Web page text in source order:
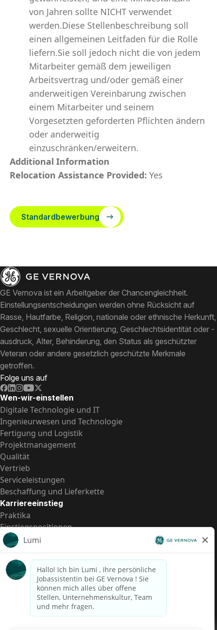
von Jahren sollte NICHT verwendet
werden.Diese Stellenbeschreibung soll
einen allgemeinen Leitfaden für die Rolle
liefern.Sie soll jedoch nicht die von jedem
Mitarbeiter gemäß dem jeweiligen
Arbeitsvertrag und/oder gemäß einer
anderweitigen Vereinbarung zwischen
einem Mitarbeiter und seinem
Vorgesetzten geforderten Pflichten ändern
oder anderweitig
einzuschränken/erweitern.
Additional Information
Relocation Assistance Provided: Yes
Standardbewerbung
GE Vernova ist ein Arbeitgeber der Chancengleichheit.
Einstellungsentscheidungen werden ohne Rücksicht auf
Rasse, Hautfarbe, Religion, nationale oder ethnische Herkunft,
Geschlecht, sexuelle Orientierung, Geschlechtsidentität oder -
ausdruck, Alter, Behinderung, den Status als geschützter
Veteran oder andere gesetzlich geschützte Merkmale
getroffen.
Folge uns auf
Wen-wir-einstellen
Digitale Technologie und IT
Ingenieurwesen und Technologie
Fertigung und Logistik
Projektmanagement
Qualität
Vertrieb
Serviceleistungen
Beschaffung und Lieferkette
Karriereeinstieg
Praktika
Einstiegspositionen
Alle Möglichkeiten
Schnelle Links
US-Gehalts­transparenz
Datenschutzhinweis für Kandidaten
Betrugswarnung
Lohntransparenz in Brasilien (Relatório de Transparência